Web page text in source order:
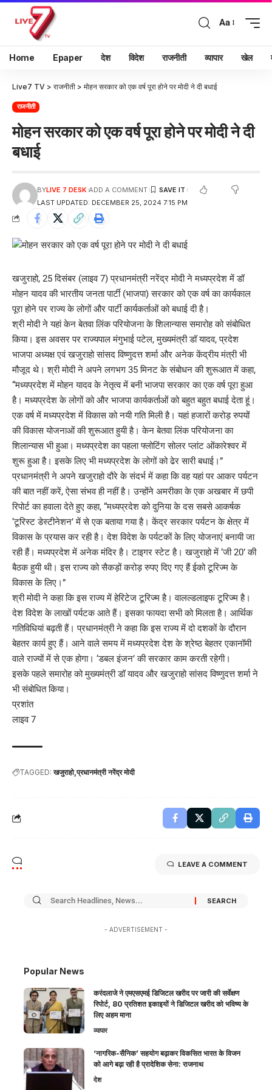
Aa
Home Epaper देश विदेश राजनीती व्यापार खेल
Live7 TV > राजनीती > मोहन सरकार को एक वर्ष पूरा होने पर मोदी ने दी बधाई
राजनीती
मोहन सरकार को एक वर्ष पूरा होने पर मोदी ने दी
बधाई
LAST UPDATED: DECEMBER 25, 2024 7:15 PM
BYLIVE 7 DESK ADD A COMMENT
खजुराहो, 25 दिसंबर (लाइव 7) प्रधानमंत्री नरेंद्र मोदी ने मध्यप्रदेश में डॉ
मोहन यादव की भारतीय जनता पार्टी (भाजपा) सरकार को एक वर्ष का कार्यकाल
पूरा होने पर राज्य के लोगों और पार्टी कार्यकर्ताओं को बधाई दी है।
श्री मोदी ने यहां केन बेतवा लिंक परियोजना के शिलान्यास समारोह को संबोधित
किया। इस अवसर पर राज्यपाल मंगुभाई पटेल, मुख्यमंत्री डॉ यादव, प्रदेश
भाजपा अध्यक्ष एवं खजुराहो सांसद विष्णुदत्त शर्मा और अनेक केंद्रीय मंत्री भी
मौजूद थे। श्री मोदी ने अपने लगभग 35 मिनट के संबोधन की शुरूआत में कहा,
“मध्यप्रदेश में मोहन यादव के नेतृत्व में बनी भाजपा सरकार का एक वर्ष पूरा हुआ
है। मध्यप्रदेश के लोगों को और भाजपा कार्यकर्ताओं को बहुत बहुत बधाई देता हूं।
एक वर्ष में मध्यप्रदेश में विकास को नयी गति मिली है। यहां हजारों करोड़ रुपयों
की विकास योजनाओं की शुरूआत हुयी है। केन बेतवा लिंक परियोजना का
शिलान्यास भी हुआ। मध्यप्रदेश का पहला फ्लोटिंग सोलर प्लांट ओंकारेश्वर में
शुरू हुआ है। इसके लिए भी मध्यप्रदेश के लोगों को ढेर सारी बधाई।”
प्रधानमंत्री ने अपने खजुराहो दौरे के संदर्भ में कहा कि वह यहां पर आकर पर्यटन
की बात नहीं करें, ऐसा संभव ही नहीं है। उन्होंने अमरीका के एक अखबार में छपी
रिपोर्ट का हवाला देते हुए कहा, “मध्यप्रदेश को दुनिया के दस सबसे आकर्षक
‘टूरिस्ट डेस्टीनेशन’ में से एक बताया गया है। केंद्र सरकार पर्यटन के क्षेत्र में
विकास के प्रयास कर रही है। देश विदेश के पर्यटकों के लिए योजनाएं बनायी जा
रही हैं। मध्यप्रदेश में अनेक मंदिर है। टाइगर स्टेट है। खजुराहो में ‘जी 20’ की
बैठक हुयी थी। इस राज्य को सैकड़ों करोड़ रुपए दिए गए हैं ईको टूरिज्म के
विकास के लिए।”
श्री मोदी ने कहा कि इस राज्य में हेरिटेज टूरिज्म है। वालल्डलाइफ टूरिज्म है।
देश विदेश के लाखों पर्यटक आते हैं। इसका फायदा सभी को मिलता है। आर्थिक
गतिविधियां बढ़ती हैं। प्रधानमंत्री ने कहा कि इस राज्य में दो दशकों के दौरान
बेहतर कार्य हुए हैं। आने वाले समय में मध्यप्रदेश देश के श्रेष्ठ बेहतर एकानॉमी
वाले राज्यों में से एक होगा। ‘डबल इंजन’ की सरकार काम करती रहेगी।
इसके पहले समारोह को मुख्यमंत्री डॉ यादव और खजुराहो सांसद विष्णुदत्त शर्मा ने
भी संबोधित किया।
प्रशांत
लाइव 7
TAGGED: खजुराहो प्रधानमंत्री नरेंद्र मोदी
LEAVE A COMMENT
- ADVERTISEMENT -
Popular News
करंदलाजे ने एमएसएमई डिजिटल खरीद पर जारी की सर्वेक्षण
रिपोर्ट, 80 प्रतिशत इकाइयों ने डिजिटल खरीद को भविष्य के
लिए अहम माना
व्यापार
‘नागरिक-सैनिक’ सहयोग बढ़ाकर विकसित भारत के विजन
को आगे बढ़ा रही है प्रादेशिक सेना: राजनाथ
देश